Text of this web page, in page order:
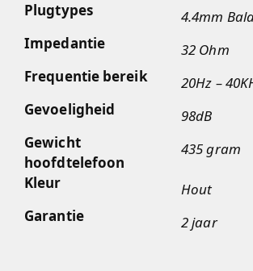
Plugtypes
4.4mm
Impedantie
32 Ohm
Frequentie bereik
20Hz –
Gevoeligheid
98dB
Gewicht
hoofdtelefoon
435 gram
Kleur
Hout
Garantie
2 jaar